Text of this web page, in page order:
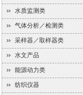
水质监测类
气体分析／检测类
采样器／取样器类
水文产品
能源动力类
纺织仪器